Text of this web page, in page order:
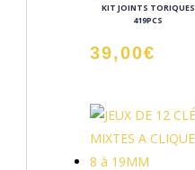
KIT JOINTS TORIQUES
419PCS
39,00€